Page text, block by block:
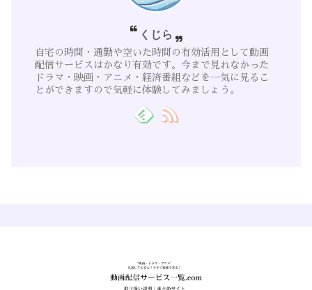
くじら
自宅の時間・通勤や空いた時間の有効活用として動画
配信サービスはかなり有効です。今まで見れなかった
ドラマ・映画・アニメ・経済番組などを一気に見るこ
とができますので気軽に体験してみましょう。